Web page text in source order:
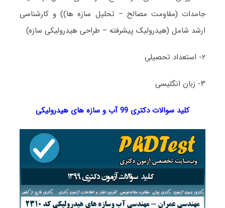
جامدات (مقاومت مصالح – تحلیل سازه ‏ها)) و کارشناسی
ارشد شامل (هیدرولیک پیشرفته – طراحی هیدرولیکی سازه)
۲- استعداد تحصیلی
۳- زبان انگلیسی
کلید سوالات دکتری 99 آب و سازه های هیدرولیکی